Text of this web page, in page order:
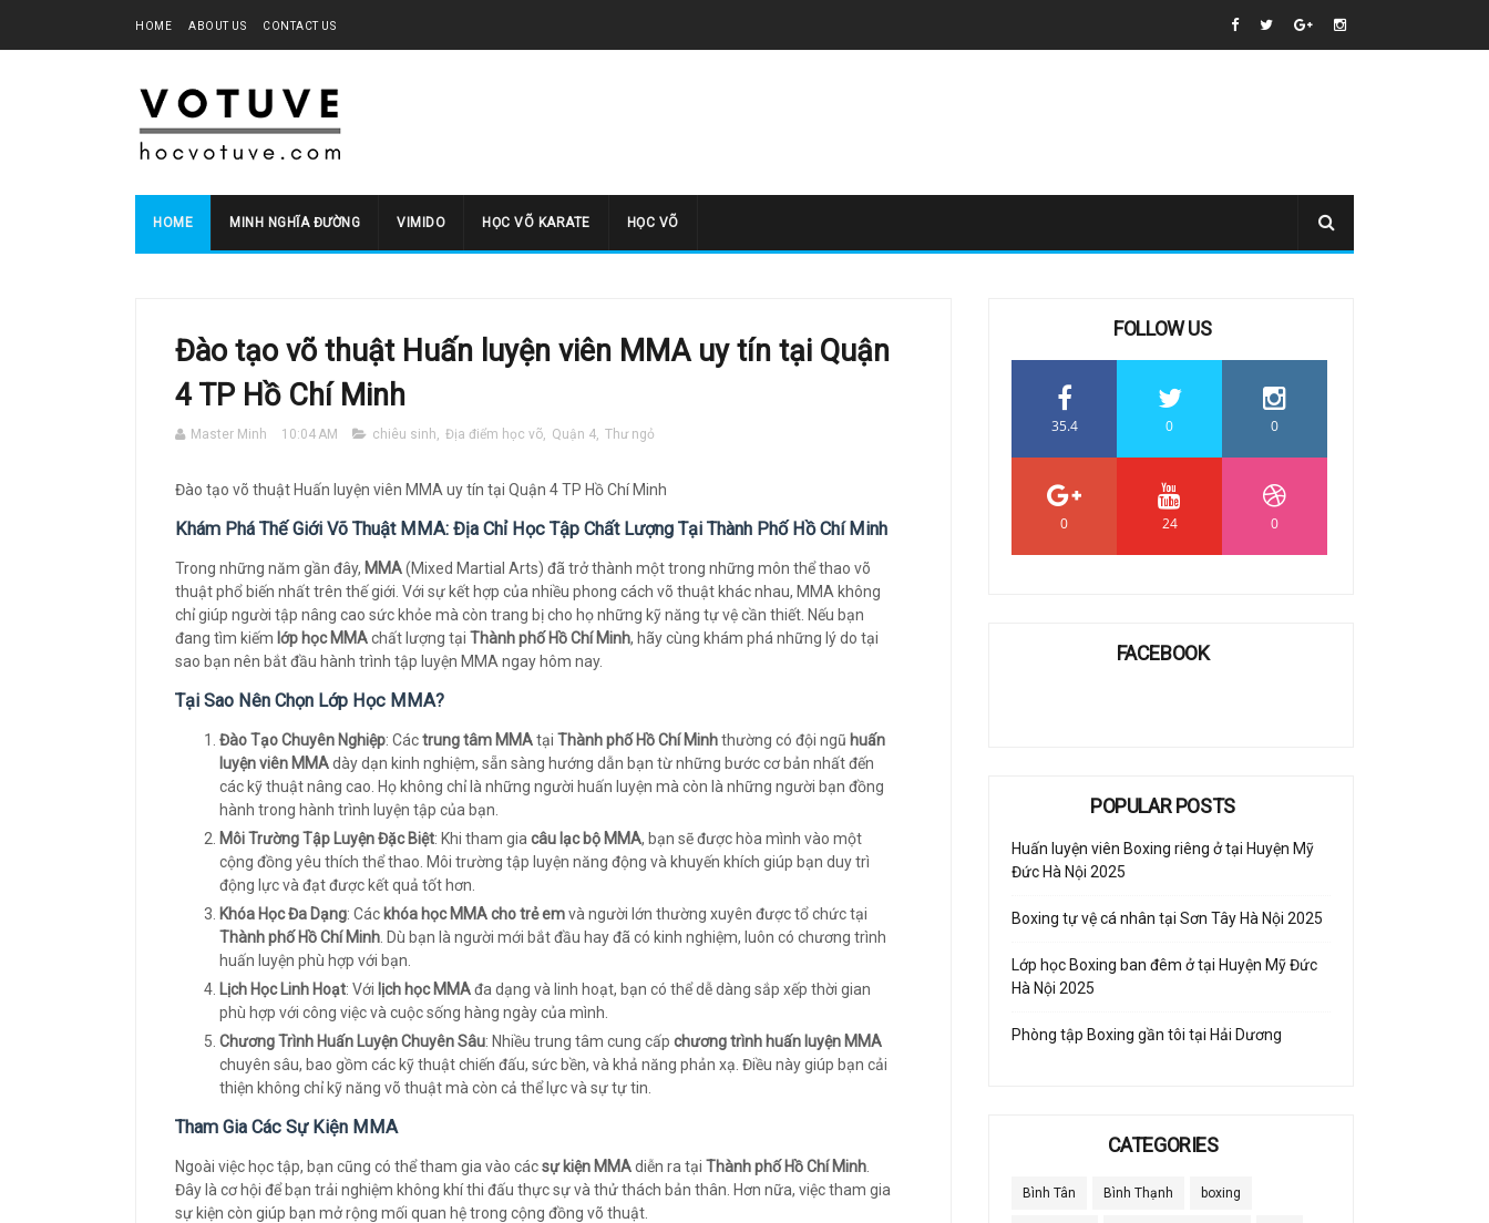
HOME ABOUT US CONTACT US
HOME MINH NGHĨA ĐƯỜNG VIMIDO HỌC VÕ KARATE HỌC VÕ
Đào tạo võ thuật Huấn luyện viên MMA uy tín tại Quận
4 TP Hồ Chí Minh
Master Minh 10:04 AM chiêu sinh, Địa điểm học võ, Quận 4, Thư ngỏ
Đào tạo võ thuật Huấn luyện viên MMA uy tín tại Quận 4 TP Hồ Chí Minh
Khám Phá Thế Giới Võ Thuật MMA: Địa Chỉ Học Tập Chất Lượng Tại Thành Phố Hồ Chí Minh
Trong những năm gần đây, MMA(Mixed Martial Arts) đã trở thành một trong những môn thể thao võ
thuật phổ biến nhất trên thế giới. Với sự kết hợp của nhiều phong cách võ thuật khác nhau, MMA không
chỉ giúp người tập nâng cao sức khỏe mà còn trang bị cho họ những kỹ năng tự vệ cần thiết. Nếu bạn
đang tìm kiếm lớp học MMAchất lượng tại Thành phố Hồ Chí Minh, hãy cùng khám phá những lý do tại
sao bạn nên bắt đầu hành trình tập luyện MMA ngay hôm nay.
Tại Sao Nên Chọn Lớp Học MMA?
Đào Tạo Chuyên Nghiệp: Cáctrung tâm MMAtại Thành phố Hồ Chí Minhthường có đội ngũ huấn
luyện viên MMAdày dạn kinh nghiệm, sẵn sàng hướng dẫn bạn từ những bước cơ bản nhất đến
các kỹ thuật nâng cao. Họ không chỉ là những người huấn luyện mà còn là những người bạn đồng
hành trong hành trình luyện tập của bạn.
Môi Trường Tập Luyện Đặc Biệt: Khi tham gia câu lạc bộ MMA, bạn sẽ được hòa mình vào một
cộng đồng yêu thích thể thao. Môi trường tập luyện năng động và khuyến khích giúp bạn duy trì
động lực và đạt được kết quả tốt hơn.
Khóa Học Đa Dạng: Các khóa học MMA cho trẻ emvà người lớn thường xuyên được tổ chức tại
Thành phố Hồ Chí Minh . Dù bạn là người mới bắt đầu hay đã có kinh nghiệm, luôn có chương trình
huấn luyện phù hợp với bạn.
Lịch Học Linh Hoạt: Với lịch học MMAđa dạng và linh hoạt, bạn có thể dễ dàng sắp xếp thời gian
phù hợp với công việc và cuộc sống hàng ngày của mình.
Chương Trình Huấn Luyện Chuyên Sâu: Nhiều trung tâm cung cấp chương trình huấn luyện MMA
chuyên sâu, bao gồm các kỹ thuật chiến đấu, sức bền, và khả năng phản xạ. Điều này giúp bạn cải
thiện không chỉ kỹ năng võ thuật mà còn cả thể lực và sự tự tin.
Tham Gia Các Sự Kiện MMA
Ngoài việc học tập, bạn cũng có thể tham gia vào cácsự kiện MMAdiễn ra tại Thành phố Hồ Chí Minh
Đây là cơ hội để bạn trải nghiệm không khí thi đấu thực sự và thử thách bản thân. Hơn nữa, việc tham gia
sự kiện còn giúp bạn mở rộng mối quan hệ trong cộng đồng võ thuật.
FOLLOW US
35.4 0 0
0 24 0
FACEBOOK
POPULAR POSTS
Huấn luyện viên Boxing riêng ở tại Huyện Mỹ
Đức Hà Nội 2025
Boxing tự vệ cá nhân tại Sơn Tây Hà Nội 2025
Lớp học Boxing ban đêm ở tại Huyện Mỹ Đức
Hà Nội 2025
Phòng tập Boxing gần tôi tại Hải Dương
CATEGORIES
Bình Tân Bình Thạnh boxing